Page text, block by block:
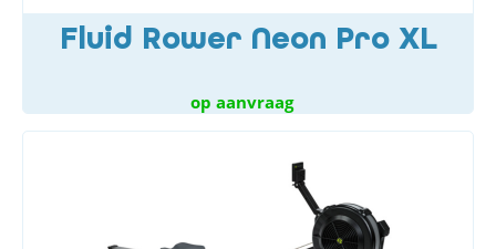
Fluid Rower Neon Pro XL
op aanvraag